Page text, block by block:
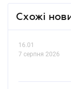
Схожі
16.01
7 серпня 2026